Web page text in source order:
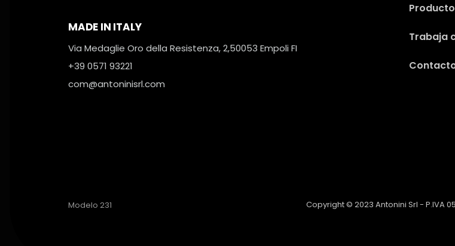
MADE IN ITALY
Via Medaglie Oro della Resistenza, 2,50053 Empoli FI
+39 0571 93221
com@antoninisrl.com
Trabaja
Modelo 231 Copyright © 2023 Antonini Srl - P.IVA